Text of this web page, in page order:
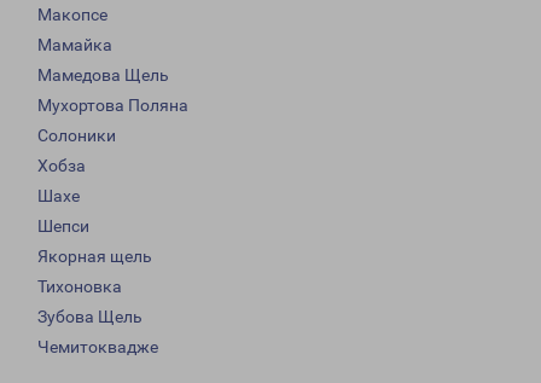
Макопсе
Мамайка
Мамедова Щель
Мухортова Поляна
Солоники
Хобза
Шахе
Шепси
Якорная щель
Тихоновка
Зубова Щель
Чемитоквадже